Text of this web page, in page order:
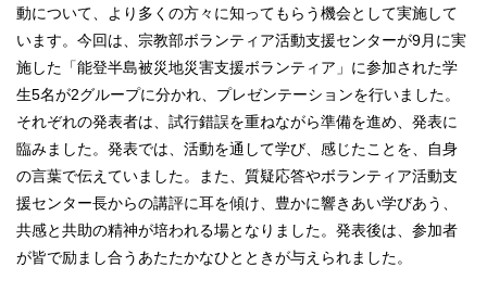
動について、より多くの方々に知ってもらう機会として実施して
います。今回は、宗教部ボランティア活動支援センターが9月に実
施した「能登半島被災地災害支援ボランティア」に参加された学
生5名が2グループに分かれ、プレゼンテーションを行いました。
それぞれの発表者は、試行錯誤を重ねながら準備を進め、発表に
臨みました。発表では、活動を通して学び、感じたことを、自身
の言葉で伝えていました。また、質疑応答やボランティア活動支
援センター長からの講評に耳を傾け、豊かに響きあい学びあう、
共感と共助の精神が培われる場となりました。発表後は、参加者
が皆で励まし合うあたたかなひとときが与えられました。